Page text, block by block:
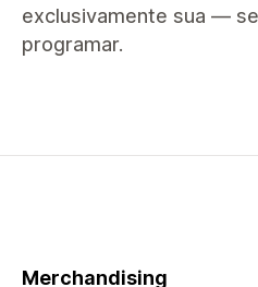
exclusivamente sua —
programar.
Merchandising